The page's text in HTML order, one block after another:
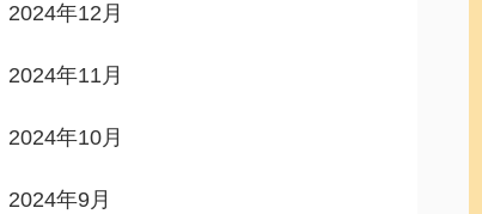
2024年12月
2024年11月
2024年10月
2024年9月